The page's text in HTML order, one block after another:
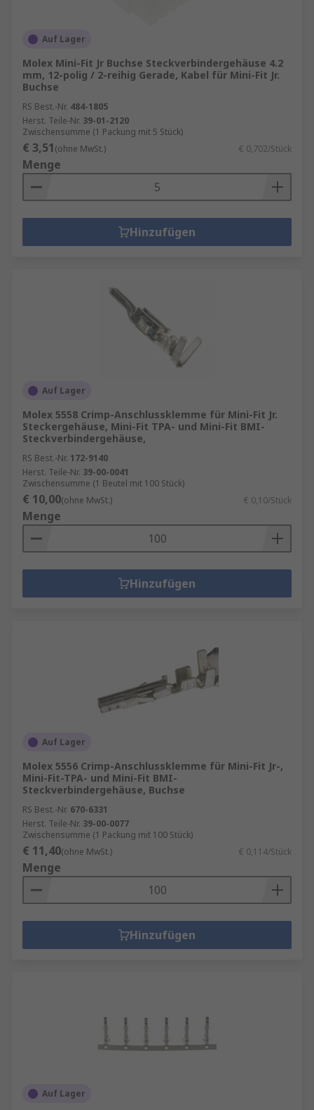
Auf Lager
Molex Mini-Fit Jr Buchse Steckverbindergehäuse 4.2
mm, 12-polig / 2-reihig Gerade, Kabel für Mini-Fit Jr.
Buchse
RS Best.-Nr. 484-1805
Herst. Teile-Nr. 39-01-2120
Zwischensumme (1 Packung mit 5 Stück)
€ 3,51(ohne MwSt.) € 0,702/Stück
Menge
Hinzufügen
Auf Lager
Molex 5558 Crimp-Anschlussklemme für Mini-Fit Jr.
Steckergehäuse, Mini-Fit TPA- und Mini-Fit BMI-
Steckverbindergehäuse,
RS Best.-Nr. 172-9140
Herst. Teile-Nr. 39-00-0041
Zwischensumme (1 Beutel mit 100 Stück)
€ 10,00(ohne MwSt.) € 0,10/Stück
Menge
Hinzufügen
Auf Lager
Molex 5556 Crimp-Anschlussklemme für Mini-Fit Jr-,
Mini-Fit-TPA- und Mini-Fit BMI-
Steckverbindergehäuse, Buchse
RS Best.-Nr. 670-6331
Herst. Teile-Nr. 39-00-0077
Zwischensumme (1 Packung mit 100 Stück)
€ 11,40(ohne MwSt.) € 0,114/Stück
Menge
Hinzufügen
Auf Lager